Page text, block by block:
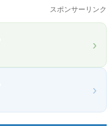
スポンサーリンク
›
›